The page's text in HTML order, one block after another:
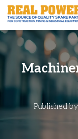
Published